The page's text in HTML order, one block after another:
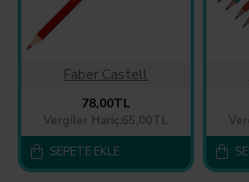
Faber Castell
78,00TL
Vergiler Hariç:65,00TL
SEPETE EKLE